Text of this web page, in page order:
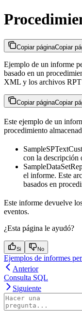
Copiar páginaCopiar
Ejemplo de un informe
basado en un
XML y los archivos RPT
Copiar páginaCopiar
Este ejemplo de un
procedimiento
con la descripción
el informe. Este
basados en
Este informe devuelve
eventos.
¿Esta página le ayudó?
Si No
Ejemplos de informes
Anterior
Consulta SQL
Siguiente